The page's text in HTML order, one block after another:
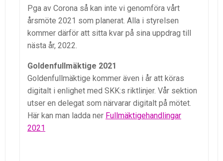
Pga av Corona så kan inte vi genomföra vårt
årsmöte 2021 som planerat. Alla i styrelsen
kommer därför att sitta kvar på sina uppdrag till
nästa år, 2022.
Goldenfullmäktige 2021
Goldenfullmäktige kommer även i år att köras
digitalt i enlighet med SKK:s riktlinjer. Vår sektion
utser en delegat som närvarar digitalt på mötet.
Här kan man ladda ner Fullmäktigehandlingar
2021